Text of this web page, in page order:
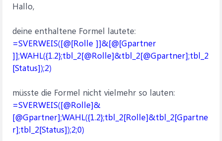
Hallo,
deine enthaltene Formel lautete:
=SVERWEIS([@[Rolle ]]&[@[Gpartner
]];WAHL({1.2};tbl_2[@Rolle]&tbl_2[@Gpartner];tbl_2
[Status]);2)
müsste die Formel nicht vielmehr so lauten:
=SVERWEIS([@Rolle]&
[@Gpartner];WAHL({1.2};tbl_2[Rolle]&tbl_2[Gpartne
r];tbl_2[Status]);2;0)